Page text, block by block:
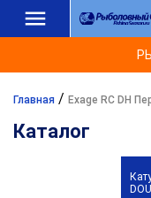
Главная / Exage RC DH
Каталог